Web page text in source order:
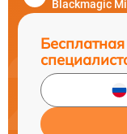
Blackmagic